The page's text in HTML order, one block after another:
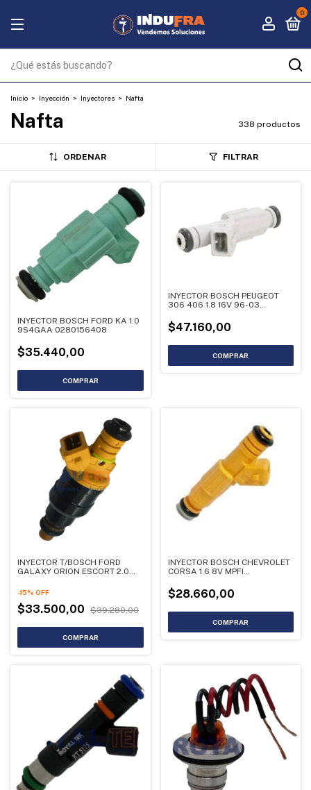
0
Inicio > Inyección > Inyectores > Nafta
Nafta 338 productos
ORDENAR FILTRAR
INYECTOR BOSCH FORD KA 1.0
9S4GAA 0280156408
$35.440,00
INYECTOR BOSCH PEUGEOT
306 406 1.8 16V 96-03
$47.160,00
INYECTOR T/BOSCH FORD
GALAXY ORION ESCORT 2.0
-15% OFF
$33.500,00 $39.280,00
INYECTOR BOSCH CHEVROLET
CORSA 1.6 8V MPFI
$28.660,00